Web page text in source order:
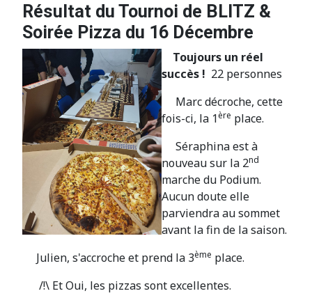
Résultat du Tournoi de BLITZ &
Soirée Pizza du 16 Décembre
Toujours un réel
succès ! 22 personnes
Marc décroche, cette
fois-ci, la 1ère place.
Séraphina est à
nouveau sur la 2nd
marche du Podium.
Aucun doute elle
parviendra au sommet
avant la fin de la saison.
Julien, s'accroche et prend la 3ème place.
/!\ Et Oui, les pizzas sont excellentes.